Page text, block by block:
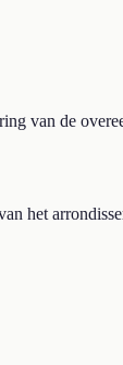
van de
het